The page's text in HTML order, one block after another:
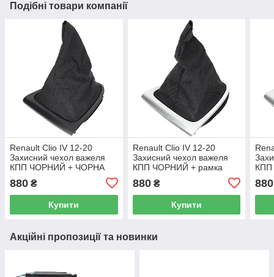
Подібні товари компанії
Renault Clio IV 12-20
Захисний чехол важеля
КПП ЧОРНИЙ + ЧОРНА
880 ₴
Купити
Renault Clio IV 12-20
Захисний чехол важеля
КПП ЧОРНИЙ + рамка
880₴
Купити
КПП
880
Акційні пропозиції та новинки